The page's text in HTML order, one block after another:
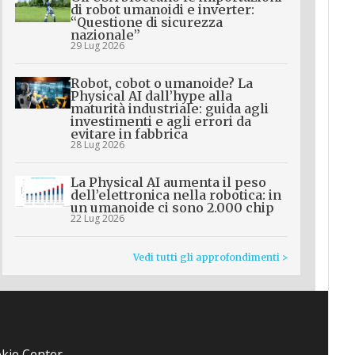
di robot umanoidi e inverter:
“Questione di sicurezza
nazionale”
29 Lug 2026
Robot, cobot o umanoide? La
Physical AI dall’hype alla
maturità industriale: guida agli
investimenti e agli errori da
evitare in fabbrica
28 Lug 2026
La Physical AI aumenta il peso
dell’elettronica nella robotica: in
un umanoide ci sono 2.000 chip
22 Lug 2026
Vedi tutti gli approfondimenti >